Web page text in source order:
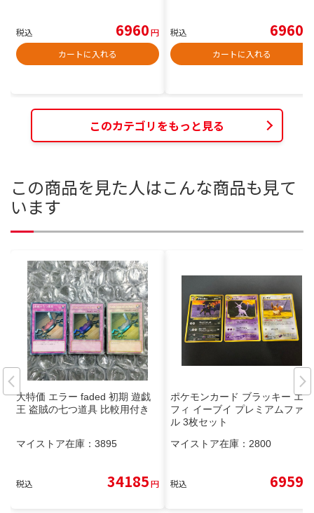
税込 6960円
カートに入れる
税込 6960
カートに入れる
このカテゴリをもっと見る
この商品を見た人はこんな商品も見て
います
大特価 エラー faded 初期 遊戯
王 盗賊の七つ道具 比較用付き
マイストア在庫： 3895
税込 34185円
ポケモンカード ブラッキー エー
フィ イーブイ プレミアムファイ
ル 3枚セット
マイストア在庫： 2800
税込 6959